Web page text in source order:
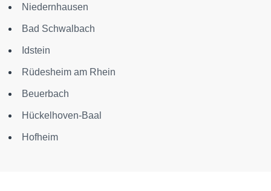
Niedernhausen
Bad Schwalbach
Idstein
Rüdesheim am Rhein
Beuerbach
Hückelhoven-Baal
Hofheim